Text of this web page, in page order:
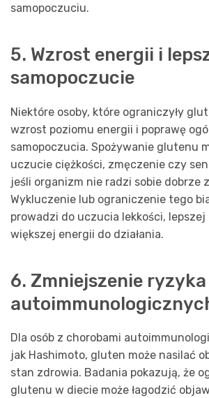
samopoczuciu.
5. Wzrost energii i
samopoczucie
Niektóre osoby, które ograniczyły
wzrost poziomu energii i poprawę
samopoczucia. Spożywanie glutenu
uczucie ciężkości, zmęczenie czy
jeśli organizm nie radzi sobie dobrze
Wykluczenie lub ograniczenie tego
prowadzi do uczucia lekkości,
większej energii do działania.
6. Zmniejszenie
Dla osób z chorobami
jak Hashimoto, gluten może nasilać
stan zdrowia. Badania pokazują, że
glutenu w diecie może łagodzić